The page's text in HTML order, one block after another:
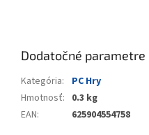
Dodatočné parametre
Kategória:
PC Hry
Hmotnosť: 0.3 kg
EAN: 625904554758